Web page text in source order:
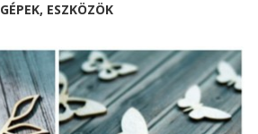
GÉPEK, ESZKÖZÖK